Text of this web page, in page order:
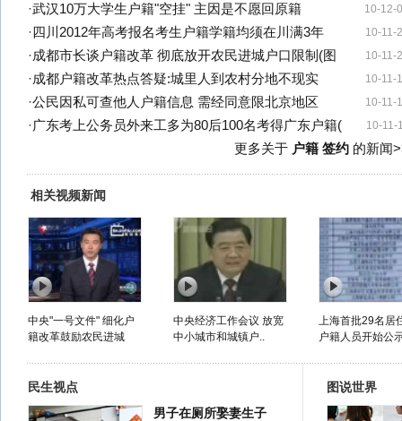
10-12-
·武汉10万大学生户籍"空挂" 主因是不愿回原籍
10-11-
· 四川2012年高考报名考生户籍学籍均须在川满3年
10-11-
·成都市长谈户籍改革 彻底放开农民进城户口限制(图
10-11-
·成都户籍改革热点答疑:城里人到农村分地不现实
10-11-
·公民因私可查他人户籍信息 需经同意限北京地区
10-11-
·广东考上公务员外来工多为80后100名考得广东户籍(
更多关于 户籍 签约的新闻
相关视频新闻
中央"一号文件" 细化户
籍改革鼓励农民进城
中央经济工作会议 放宽
中小城市和城镇户..
上海首批29名居
户籍人员开始公
民生视点
男子在厕所娶妻生子
图说世界